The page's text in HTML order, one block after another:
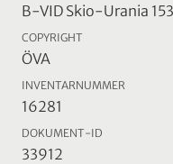
B-VID Skio-Urania
COPYRIGHT
ÖVA
INVENTARNUMMER
16281
DOKUMENT-ID
33912